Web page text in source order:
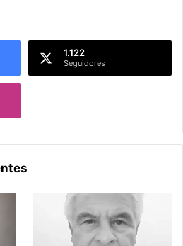
1.122
Seguidores